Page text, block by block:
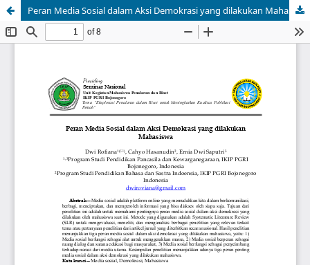
Peran Media Sosial dalam Aksi Demokrasi yang dilakukan Mahasiswa